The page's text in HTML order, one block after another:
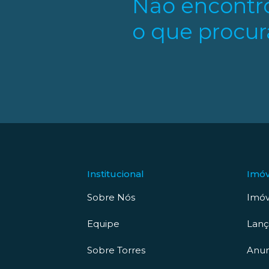
Não
o que
Institucional
Sobre Nós
Equipe
Sobre Torres